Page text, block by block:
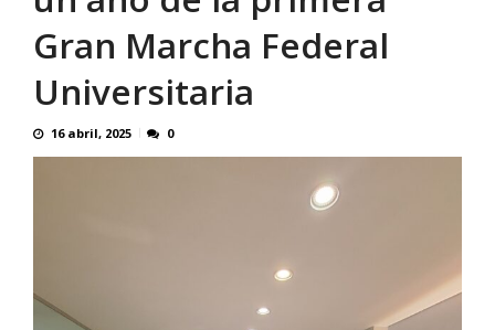
Gran Marcha Federal
Universitaria
16 abril, 2025 0